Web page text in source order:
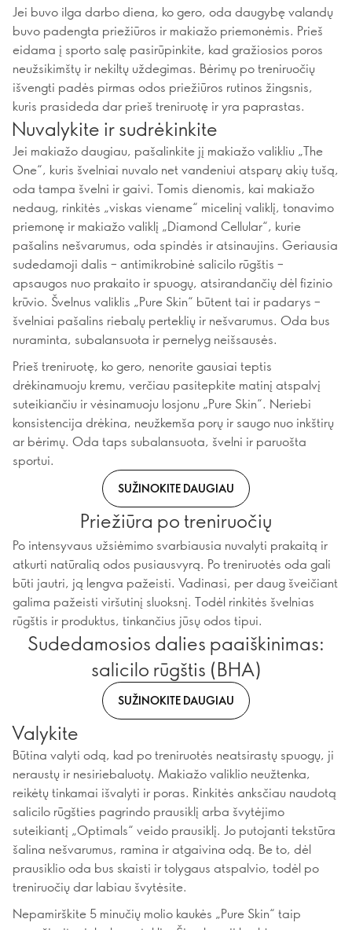
Jei buvo ilga darbo diena, ko gero, oda daugybę valandų
buvo padengta priežiūros ir makiažo priemonėmis. Prieš
eidama į sporto salę pasirūpinkite, kad gražiosios poros
neužsikimštų ir nekiltų uždegimas. Bėrimų po treniruočių
išvengti padės pirmas odos priežiūros rutinos žingsnis,
kuris prasideda dar prieš treniruotę ir yra paprastas.
Nuvalykite ir sudrėkinkite
Jei makiažo daugiau, pašalinkite jį makiažo valikliu „The
One“, kuris švelniai nuvalo net vandeniui atsparų akių tušą,
oda tampa švelni ir gaivi. Tomis dienomis, kai makiažo
nedaug, rinkitės „viskas viename“ micelinį valiklį, tonavimo
priemonę ir makiažo valiklį „Diamond Cellular“, kurie
pašalins nešvarumus, oda spindės ir atsinaujins. Geriausia
sudedamoji dalis – antimikrobinė salicilo rūgštis –
apsaugos nuo prakaito ir spuogų, atsirandančių dėl fizinio
krūvio. Švelnus valiklis „Pure Skin“ būtent tai ir padarys –
švelniai pašalins riebalų perteklių ir nešvarumus. Oda bus
nuraminta, subalansuota ir pernelyg neišsausės.
Prieš treniruotę, ko gero, nenorite gausiai teptis
drėkinamuoju kremu, verčiau pasitepkite matinį atspalvį
suteikiančiu ir vėsinamuoju losjonu „Pure Skin“. Neriebi
konsistencija drėkina, neužkemša porų ir saugo nuo inkštirų
ar bėrimų. Oda taps subalansuota, švelni ir paruošta
sportui.
SUŽINOKITE DAUGIAU
Priežiūra po treniruočių
Po intensyvaus užsiėmimo svarbiausia nuvalyti prakaitą ir
atkurti natūralią odos pusiausvyrą. Po treniruotės oda gali
būti jautri, ją lengva pažeisti. Vadinasi, per daug šveičiant
galima pažeisti viršutinį sluoksnį. Todėl rinkitės švelnias
rūgštis ir produktus, tinkančius jūsų odos tipui.
Sudedamosios dalies paaiškinimas:
salicilo rūgštis (BHA)
SUŽINOKITE DAUGIAU
Valykite
Būtina valyti odą, kad po treniruotės neatsirastų spuogų, ji
neraustų ir nesiriebaluotų. Makiažo valiklio neužtenka,
reikėtų tinkamai išvalyti ir poras. Rinkitės anksčiau naudotą
salicilo rūgšties pagrindo prausiklį arba švytėjimo
suteikiantį „Optimals“ veido prausiklį. Jo putojanti tekstūra
šalina nešvarumus, ramina ir atgaivina odą. Be to, dėl
prausiklio oda bus skaisti ir tolygaus atspalvio, todėl po
treniruočių dar labiau švytėsite.
Nepamirškite 5 minučių molio kaukės „Pure Skin“ taip